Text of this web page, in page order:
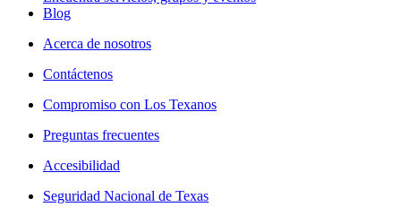
Blog
Acerca de nosotros
Contáctenos
Compromiso con Los Texanos
Preguntas frecuentes
Accesibilidad
Seguridad Nacional de Texas